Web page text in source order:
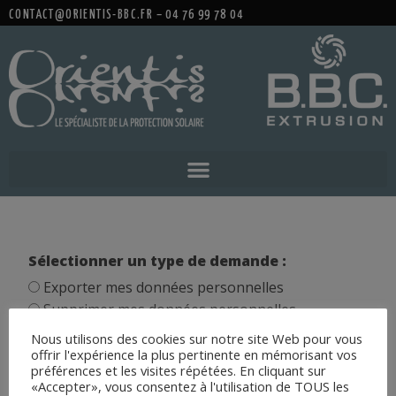
CONTACT@ORIENTIS-BBC.FR – 04 76 99 78 04
Sélectionner un type de demande :
Exporter mes données personnelles
Supprimer mes données personnelles
Votre adresse de messagerie (obligatoire)
Nous utilisons des cookies sur notre site Web pour vous
offrir l'expérience la plus pertinente en mémorisant vos
préférences et les visites répétées. En cliquant sur
«Accepter», vous consentez à l'utilisation de TOUS les